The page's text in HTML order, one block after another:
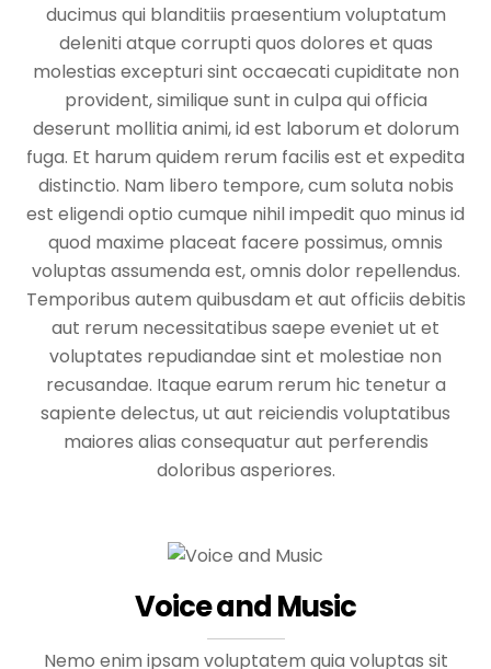
ducimus qui blanditiis praesentium voluptatum
deleniti atque corrupti quos dolores et quas
molestias excepturi sint occaecati cupiditate non
provident, similique sunt in culpa qui officia
deserunt mollitia animi, id est laborum et dolorum
fuga. Et harum quidem rerum facilis est et expedita
distinctio. Nam libero tempore, cum soluta nobis
est eligendi optio cumque nihil impedit quo minus id
quod maxime placeat facere possimus, omnis
voluptas assumenda est, omnis dolor repellendus.
Temporibus autem quibusdam et aut officiis debitis
aut rerum necessitatibus saepe eveniet ut et
voluptates repudiandae sint et molestiae non
recusandae. Itaque earum rerum hic tenetur a
sapiente delectus, ut aut reiciendis voluptatibus
maiores alias consequatur aut perferendis
doloribus asperiores.
Voice and Music
Nemo enim ipsam voluptatem quia voluptas sit